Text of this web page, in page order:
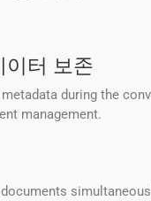
이터 보존
during the
management.